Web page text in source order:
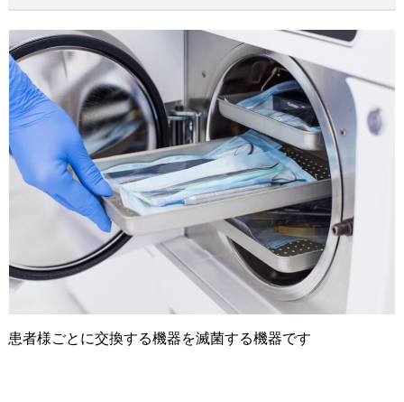
患者様ごとに交換する機器を滅菌する機器です